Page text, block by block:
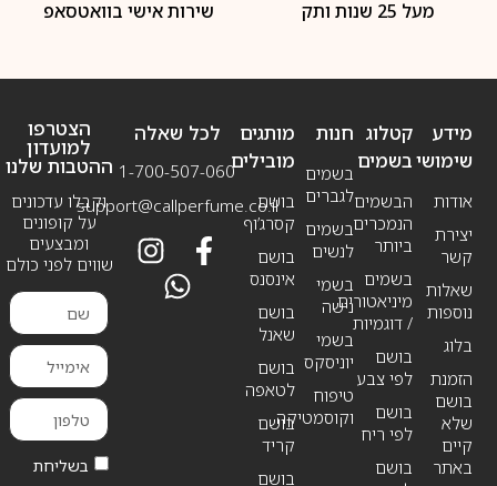
מעל 25 שנות ותק שירות אישי בוואטסאפ
מידע
שימושי
אודות
יצירת
קשר
שאלות
נוספות
בלוג
הזמנת
בושם
שלא
קיים
באתר
חנות
בשמים
לגברים
בשמים
לנשים
בשמי
נישה
בשמי
יוניסקס
טיפוח
וקוסמטיקה
קטלוג
בשמים
הבשמים
הנמכרים
ביותר
בשמים
מיניאטורים
/ דוגמיות
בושם
לפי צבע
בושם
לפי ריח
בושם
מותגים
מובילים
בושם
קסרג’וף
בושם
אינסנס
בושם
שאנל
בושם
לטאפה
בושם
קריד
בושם
לכל שאלה
1-700-507-060
support@callperfume.co.il
הצטרפו
למועדון
ההטבות שלנו
וקבלו עדכונים
על קופונים
ומבצעים
שווים לפני כולם
בשליחת